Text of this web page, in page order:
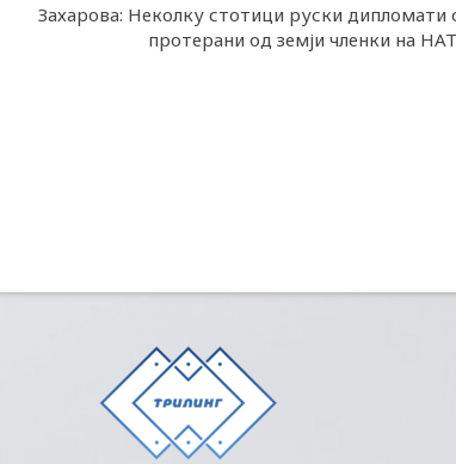
Захарова: Неколку стотици руски дипломати
протерани од земји членки на